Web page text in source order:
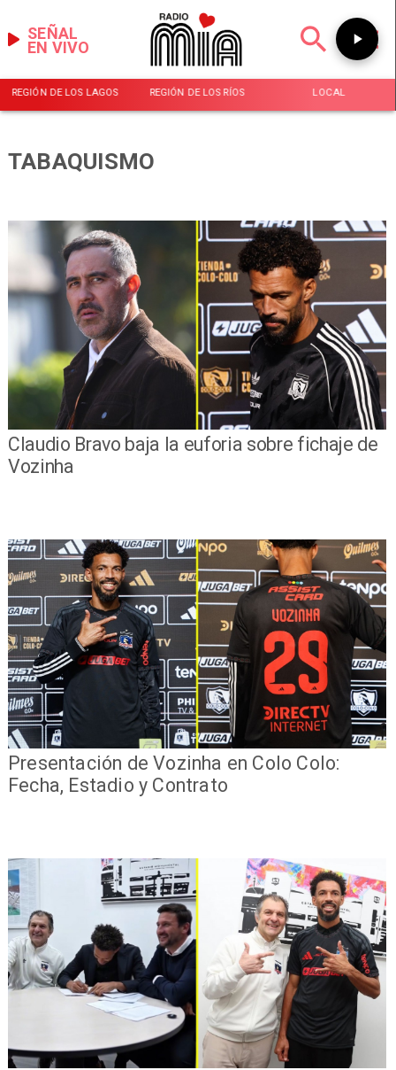
EN VIVO
SEÑAL
REGIÓN DE LOS LAGOS REGIÓN DE LOS RÍOS LOCAL
TABAQUISMO
Claudio Bravo baja la euforia sobre fichaje de
Vozinha
Presentación de Vozinha en Colo Colo:
Fecha, Estadio y Contrato